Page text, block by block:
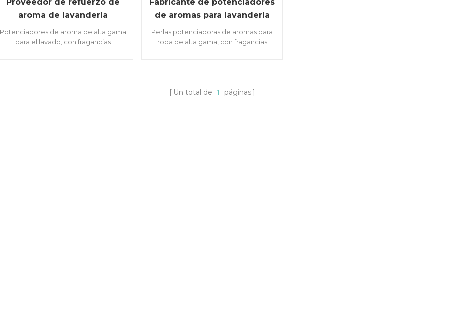
aroma de lavandería
Potenciadores de aroma de alta gama
para el lavado, con fragancias
de aromas para lavandería
Perlas potenciadoras de aromas para
ropa de alta gama, con fragancias
Un total de 1 páginas